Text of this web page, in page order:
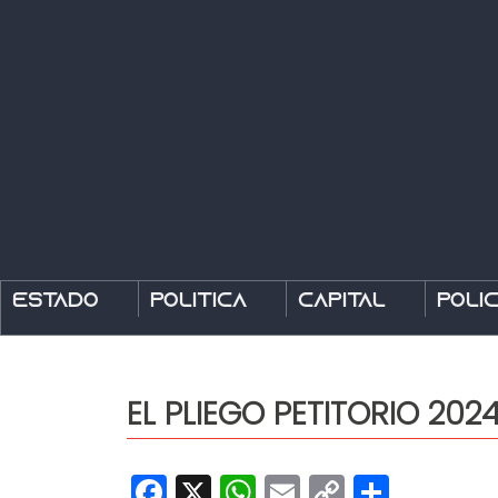
Estado Política Capital
EL PLIEGO PETITORIO